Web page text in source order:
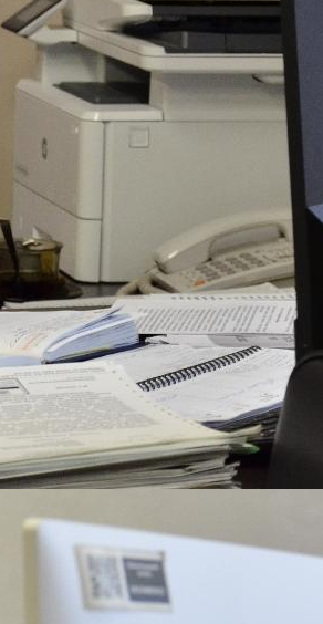
НГПУ ждет первокурсников на
собрания по зачислению
4 августа 2026